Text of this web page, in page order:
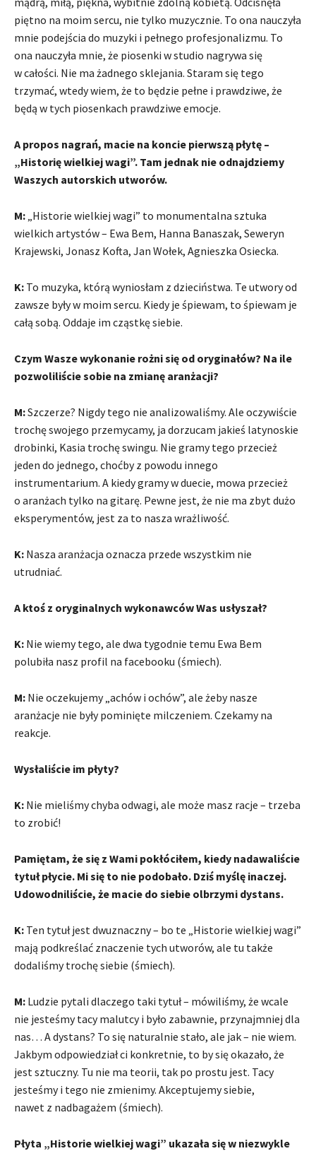
piętno na moim sercu, nie tylko muzycznie. To ona nauczyła
mnie podejścia do muzyki i pełnego profesjonalizmu. To
ona nauczyła mnie, że piosenki w studio nagrywa się
w całości. Nie ma żadnego sklejania. Staram się tego
trzymać, wtedy wiem, że to będzie pełne i prawdziwe, że
będą w tych piosenkach prawdziwe emocje.
A propos nagrań, macie na koncie pierwszą płytę –
„Historię wielkiej wagi”. Tam jednak nie odnajdziemy
Waszych autorskich utworów.
M: „Historie wielkiej wagi” to monumentalna sztuka
wielkich artystów – Ewa Bem, Hanna Banaszak, Seweryn
Krajewski, Jonasz Kofta, Jan Wołek, Agnieszka Osiecka.
K: To muzyka, którą wyniosłam z dzieciństwa. Te utwory od
zawsze były w moim sercu. Kiedy je śpiewam, to śpiewam je
całą sobą. Oddaje im cząstkę siebie.
Czym Wasze wykonanie rożni się od oryginałów? Na ile
pozwoliliście sobie na zmianę aranżacji?
M:Szczerze? Nigdy tego nie analizowaliśmy. Ale oczywiście
trochę swojego przemycamy, ja dorzucam jakieś latynoskie
drobinki, Kasia trochę swingu. Nie gramy tego przecież
jeden do jednego, choćby z powodu innego
instrumentarium. A kiedy gramy w duecie, mowa przecież
o aranżach tylko na gitarę. Pewne jest, że nie ma zbyt dużo
eksperymentów, jest za to nasza wrażliwość.
K: Nasza aranżacja oznacza przede wszystkim nie
utrudniać.
A ktoś z oryginalnych wykonawców Was usłyszał?
K: Nie wiemy tego, ale dwa tygodnie temu Ewa Bem
polubiła nasz profil na facebooku (śmiech).
M: Nie oczekujemy „achów i ochów”, ale żeby nasze
aranżacje nie były pominięte milczeniem. Czekamy na
reakcje.
Wysłaliście im płyty?
K: Nie mieliśmy chyba odwagi, ale może masz racje – trzeba
to zrobić!
Pamiętam, że się z Wami pokłóciłem, kiedy nadawaliście
tytuł płycie. Mi się to nie podobało. Dziś myślę inaczej.
Udowodniliście, że macie do siebie olbrzymi dystans.
K: Ten tytuł jest dwuznaczny – bo te „Historie wielkiej wagi”
mają podkreślać znaczenie tych utworów, ale tu także
dodaliśmy trochę siebie (śmiech).
M: Ludzie pytali dlaczego taki tytuł – mówiliśmy, że wcale
nie jesteśmy tacy malutcy i było zabawnie, przynajmniej dla
nas… A dystans? To się naturalnie stało, ale jak – nie wiem.
Jakbym odpowiedział ci konkretnie, to by się okazało, że
jest sztuczny. Tu nie ma teorii, tak po prostu jest. Tacy
jesteśmy i tego nie zmienimy. Akceptujemy siebie,
nawet z nadbagażem (śmiech).
Płyta „Historie wielkiej wagi” ukazała się w niezwykle